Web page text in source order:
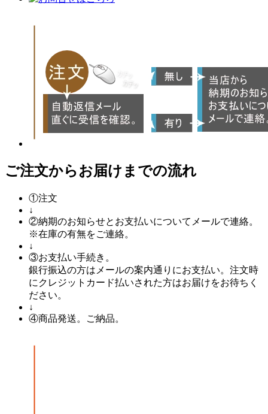
ご注文からお届けまでの流れ
①注文
↓
②納期のお知らせとお支払いについてメールで連絡。
※在庫の有無をご連絡。
↓
③お支払い手続き。
銀行振込の方はメールの案内通りにお支払い。注文時
にクレジットカード払いされた方はお届けをお待ちく
ださい。
↓
④商品発送。ご納品。